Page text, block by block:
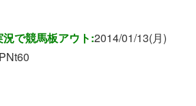
で競馬板アウト:2014/01/13(月)